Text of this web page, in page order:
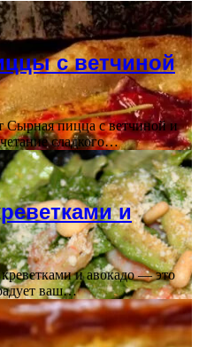
с ветчиной
Сырная пицца с ветчиной и
сладкого…
и
и авокадо — это
ваш…